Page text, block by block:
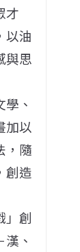
才
以油
與思
、
加以
，隨
創造
」創
、